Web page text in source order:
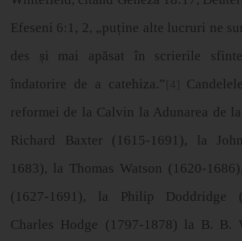
Efeseni 6:1, 2, „puține alte lucruri ne
des și mai apăsat în scrierile
îndatorire de a catehiza.”
reformei de la Calvin la Adunarea de
Richard Baxter (1615-1691), la
1683), la Thomas Watson (1620-
(1627-1691), la Philip Doddridge
Charles Hodge (1797-1878) la B. B.